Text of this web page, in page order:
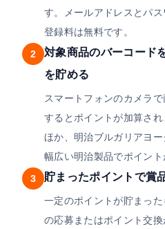
す。メールアドレスとパス
登録料は無料です。
2
対象商品のバーコード
を貯める
スマートフォンのカメラ
するとポイントが加算さ
ほか、明治ブルガリアヨ
幅広い明治製品でポイント
3 貯まったポイントで賞
一定のポイントが貯まっ
の応募またはポイント交